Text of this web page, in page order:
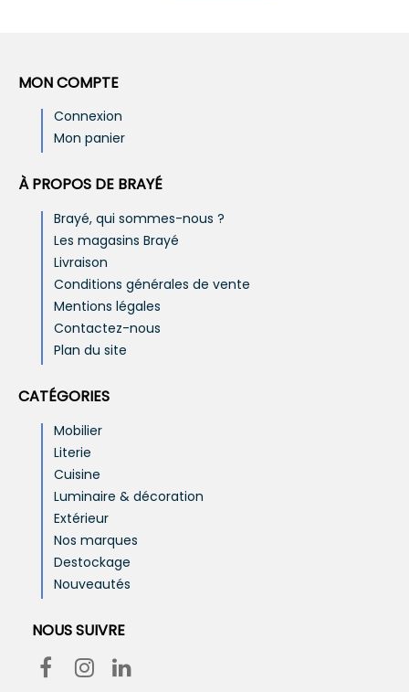
MON COMPTE
Connexion
Mon panier
À PROPOS DE BRAYÉ
Brayé, qui sommes-nous ?
Les magasins Brayé
Livraison
Conditions générales de vente
Mentions légales
Contactez-nous
Plan du site
CATÉGORIES
Mobilier
Literie
Cuisine
Luminaire & décoration
Extérieur
Nos marques
Destockage
Nouveautés
NOUS SUIVRE